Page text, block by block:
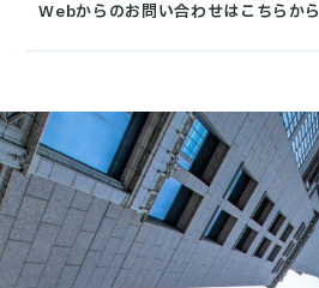
Webからのお問い合わせはこちらから